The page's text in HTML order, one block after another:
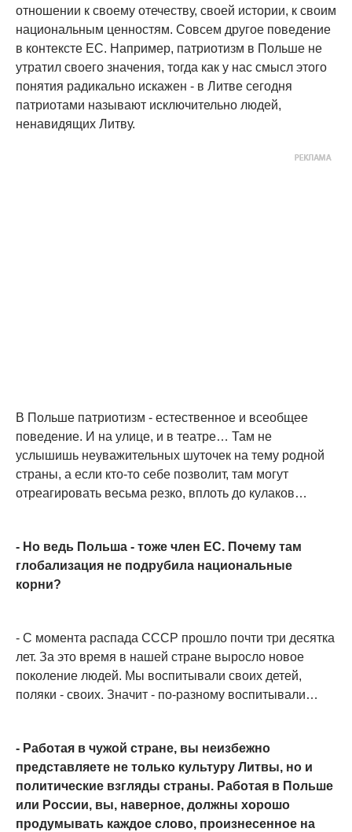
отношении к своему отечеству, своей истории, к своим
национальным ценностям. Совсем другое поведение
в контексте ЕС. Например, патриотизм в Польше не
утратил своего значения, тогда как у нас смысл этого
понятия радикально искажен - в Литве сегодня
патриотами называют исключительно людей,
ненавидящих Литву.
В Польше патриотизм - естественное и всеобщее
поведение. И на улице, и в театре… Там не
услышишь неуважительных шуточек на тему родной
страны, а если кто-то себе позволит, там могут
отреагировать весьма резко, вплоть до кулаков…
- Но ведь Польша - тоже член ЕС. Почему там
глобализация не подрубила национальные
корни?
- С момента распада СССР прошло почти три десятка
лет. За это время в нашей стране выросло новое
поколение людей. Мы воспитывали своих детей,
поляки - своих. Значит - по-разному воспитывали…
- Работая в чужой стране, вы неизбежно
представляете не только культуру Литвы, но и
политические взгляды страны. Работая в Польше
или России, вы, наверное, должны хорошо
продумывать каждое слово, произнесенное на